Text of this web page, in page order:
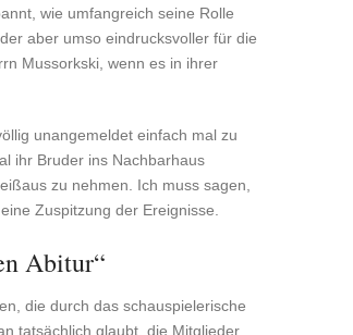
wie umfangreich seine Rolle
aber umso eindrucksvoller für die
Mussorkski, wenn es in ihrer
unangemeldet einfach mal zu
ihr Bruder ins Nachbarhaus
zu nehmen. Ich muss sagen,
Zuspitzung der Ereignisse.
Abitur“
die durch das schauspielerische
tatsächlich glaubt, die Mitglieder